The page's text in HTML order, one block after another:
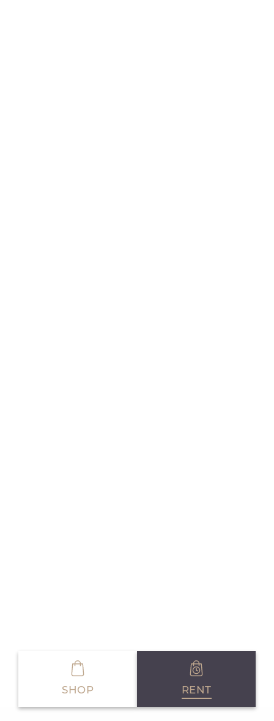
SHOP RENT